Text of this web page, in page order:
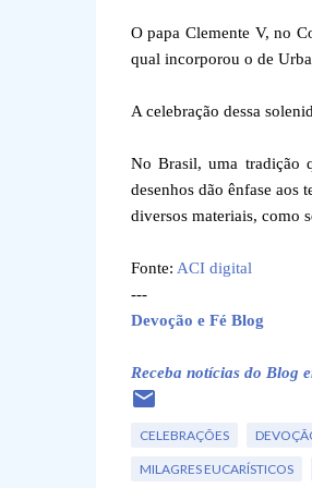
O papa Clemente V, no
qual incorporou o de
A celebração dessa
No Brasil, uma tradição
desenhos dão ênfase aos
diversos materiais, como
Fonte: ACI digital
---
Devoção e Fé Blog
Receba notícias do Blog
CELEBRAÇÕES
MILAGRES EUCARÍSTICOS